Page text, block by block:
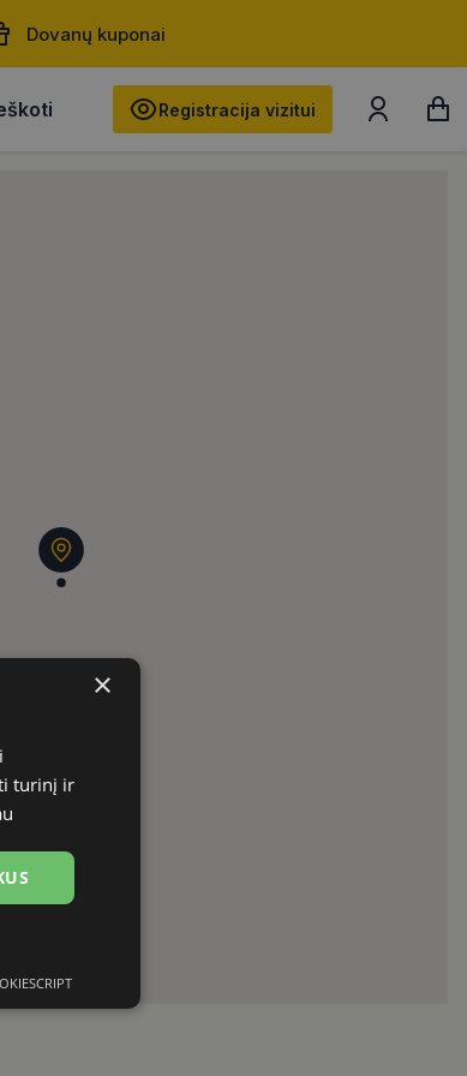
Dovanų kuponai
Ieškoti
Registracija vizitui
×
turinį ir